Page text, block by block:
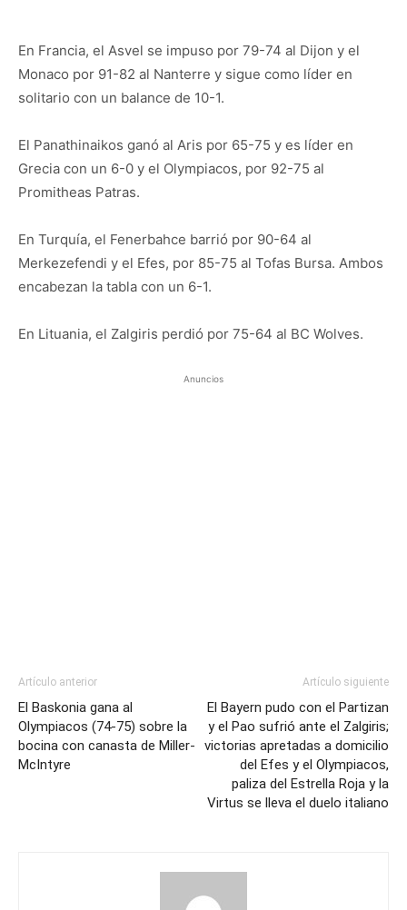
En Francia, el Asvel se impuso por 79-74 al Dijon y el
Monaco por 91-82 al Nanterre y sigue como líder en
solitario con un balance de 10-1.
El Panathinaikos ganó al Aris por 65-75 y es líder en
Grecia con un 6-0 y el Olympiacos, por 92-75 al
Promitheas Patras.
En Turquía, el Fenerbahce barrió por 90-64 al
Merkezefendi y el Efes, por 85-75 al Tofas Bursa. Ambos
encabezan la tabla con un 6-1.
En Lituania, el Zalgiris perdió por 75-64 al BC Wolves.
Anuncios
Artículo anterior
El Baskonia gana al
Olympiacos (74-75) sobre la
bocina con canasta de Miller-
McIntyre
Artículo siguiente
El Bayern pudo con el Partizan
y el Pao sufrió ante el Zalgiris;
victorias apretadas a domicilio
del Efes y el Olympiacos,
paliza del Estrella Roja y la
Virtus se lleva el duelo italiano